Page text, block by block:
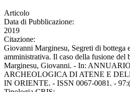
Articolo
Data di Pubblicazione:
2019
Citazione:
Giovanni Marginesu, Segreti di bottega
amministrativa. Il caso della fusione del
Marginesu, Giovanni. - In:
ARCHEOLOGICA DI ATENE E
IN ORIENTE. - ISSN 0067-0081. -